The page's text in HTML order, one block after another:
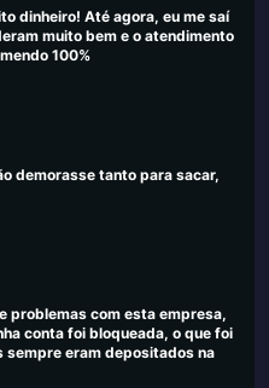
dinheiro! Até agora, eu me saí
muito bem e o atendimento
100%
demorasse tanto para sacar,
problemas com esta empresa,
conta foi bloqueada, o que foi
sempre eram depositados na